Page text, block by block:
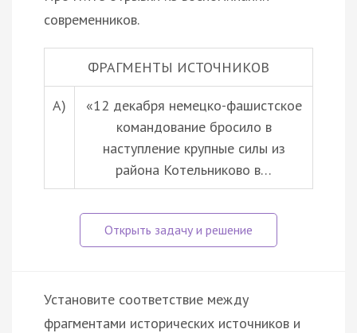
современников.
ФРАГМЕНТЫ ИСТОЧНИКОВ
А)
«12 декабря немецко-фашистское
командование бросило в
наступление крупные силы из
района Котельниково в…
Установите соответствие между
фрагментами исторических источников и